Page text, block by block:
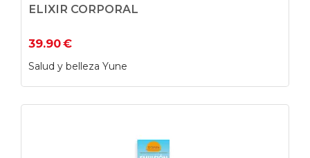
ELIXIR CORPORAL
39.90€
Salud y belleza Yune